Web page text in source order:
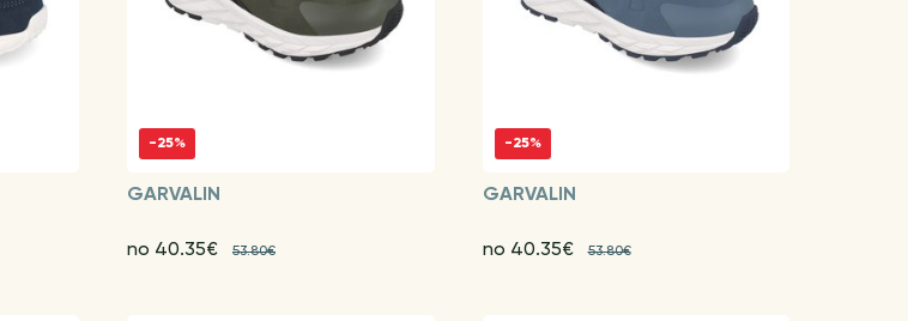
-25%
GARVALIN
no 40.35€ 53.80€
-25%
GARVALIN
no 40.35€ 53.80€